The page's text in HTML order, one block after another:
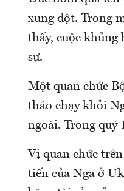
xung đột. Trong
thấy, cuộc khủng
sự.
Một quan chức
tháo chạy khỏi
ngoái. Trong quý
Vị quan chức
tiến của Nga ở